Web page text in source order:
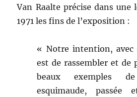
Van Raalte précise dans
1971 les fins de l’exposition :
« Notre intention, avec
est de rassembler et de
beaux exemples
esquimaude, passée